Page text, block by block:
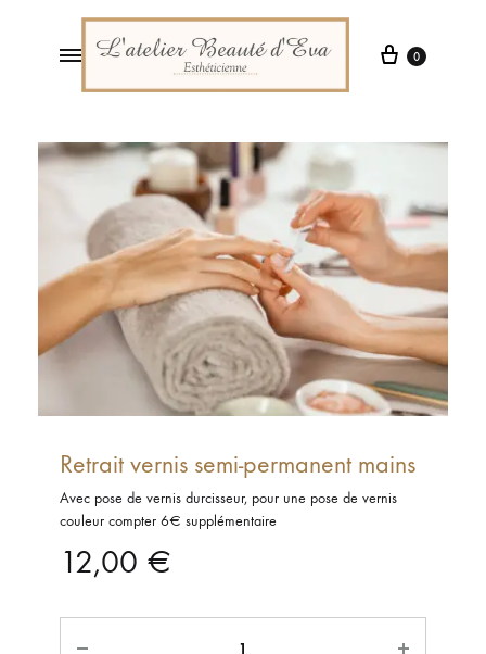
d'Eva
Beauté
Saint-
Pal-
de-
Mons
0
Retrait vernis semi-permanent mains
Avec pose de vernis durcisseur, pour une pose de vernis
couleur compter 6€ supplémentaire
12,00 €